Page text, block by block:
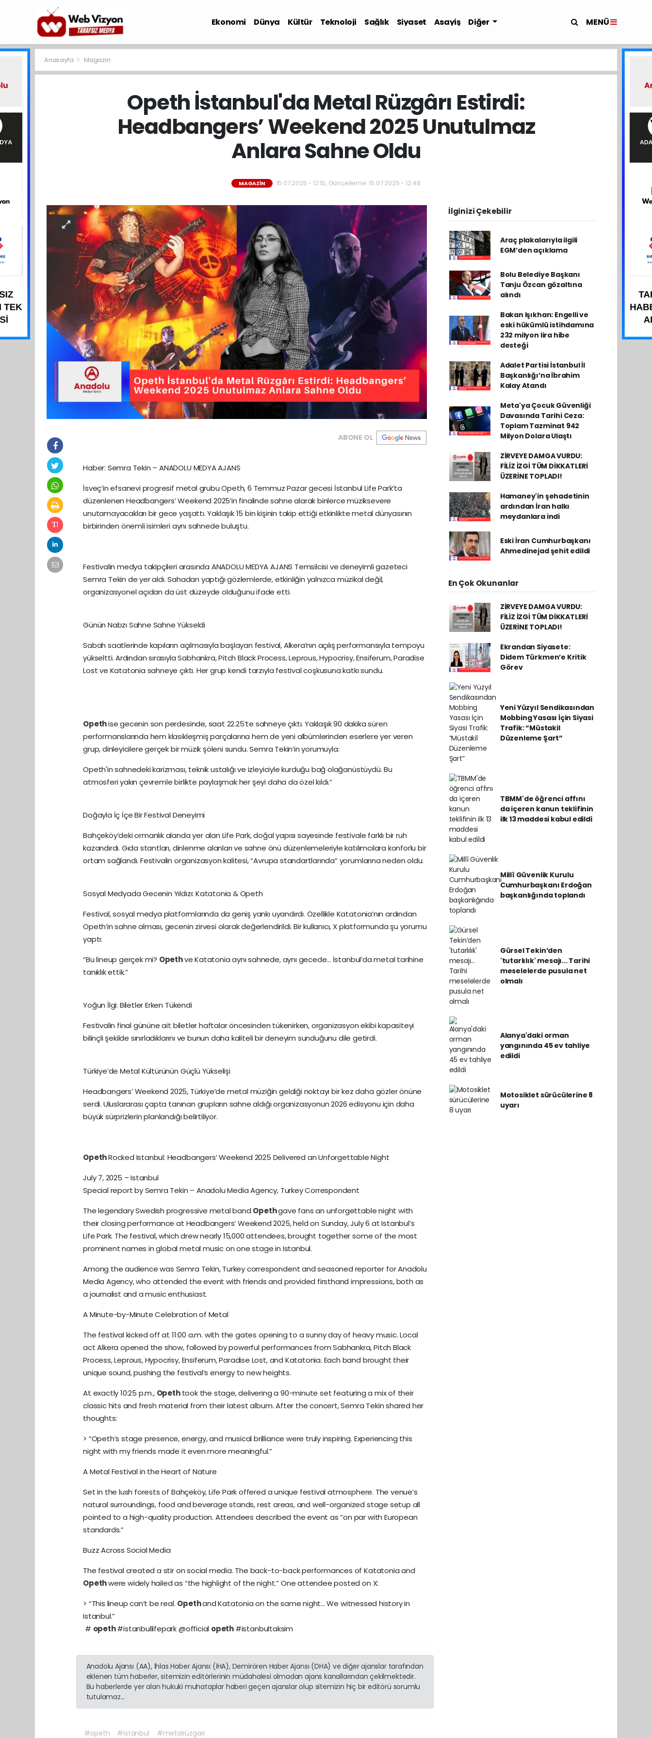
Ekonomi Dünya Kültür Teknoloji Sağlık Siyaset Asayiş Diğer MENÜ
Anasayfa Magazin
Opeth İstanbul'da Metal Rüzgârı Estirdi:
Headbangers’ Weekend 2025 Unutulmaz
Anlara Sahne Oldu
MAGAZIN 15.07.2025 - 12:15, Güncelleme: 15.07.2025 - 12:48
ABONE OL
Haber: Semra Tekin – ANADOLU MEDYA AJANS
İsveç’in efsanevi progresif metal grubu Opeth, 6 Temmuz Pazar gecesi İstanbul Life Park’ta
düzenlenen Headbangers’ Weekend 2025’in finalinde sahne alarak binlerce müziksevere
unutamayacakları bir gece yaşattı. Yaklaşık 15 bin kişinin takip ettiği etkinlikte metal dünyasının
birbirinden önemli isimleri aynı sahnede buluştu.
Festivalin medya takipçileri arasında ANADOLU MEDYA AJANS Temsilcisi ve deneyimli gazeteci
Semra Tekin de yer aldı. Sahadan yaptığı gözlemlerde, etkinliğin yalnızca müzikal değil,
organizasyonel açıdan da üst düzeyde olduğunu ifade etti.
Günün Nabzı Sahne Sahne Yükseldi
Sabah saatlerinde kapıların açılmasıyla başlayan festival, Alkera’nın açılış performansıyla tempoyu
yükseltti. Ardından sırasıyla Sabhankra, Pitch Black Process, Leprous, Hypocrisy, Ensiferum, Paradise
Lost ve Katatonia sahneye çıktı. Her grup kendi tarzıyla festival coşkusuna katkı sundu.
Opethise gecenin son perdesinde, saat 22.25’te sahneye çıktı. Yaklaşık 90 dakika süren
performanslarında hem klasikleşmiş parçalarına hem de yeni albümlerinden eserlere yer veren
grup, dinleyicilere gerçek bir müzik şöleni sundu. Semra Tekin’in yorumuyla:
Opeth'in sahnedeki karizması, teknik ustalığı ve izleyiciyle kurduğu bağ olağanüstüydü. Bu
atmosferi yakın çevremle birlikte paylaşmak her şeyi daha da özel kıldı.”
Doğayla İç İçe Bir Festival Deneyimi
Bahçeköy’deki ormanlık alanda yer alan Life Park, doğal yapısı sayesinde festivale farklı bir ruh
kazandırdı. Gıda stantları, dinlenme alanları ve sahne önü düzenlemeleriyle katılımcılara konforlu bir
ortam sağlandı. Festivalin organizasyon kalitesi, “Avrupa standartlarında” yorumlarına neden oldu.
Sosyal Medyada Gecenin Yıldızı: Katatonia & Opeth
Festival, sosyal medya platformlarında da geniş yankı uyandırdı. Özellikle Katatonia’nın ardından
Opeth’in sahne alması, gecenin zirvesi olarak değerlendirildi. Bir kullanıcı, X platformunda şu yorumu
yaptı:
“Bu lineup gerçek mi? Opethve Katatonia aynı sahnede, aynı gecede... İstanbul’da metal tarihine
tanıklık ettik.”
Yoğun İlgi: Biletler Erken Tükendi
Festivalin final gününe ait biletler haftalar öncesinden tükenirken, organizasyon ekibi kapasiteyi
bilinçli şekilde sınırladıklarını ve bunun daha kaliteli bir deneyim sunduğunu dile getirdi.
Türkiye’de Metal Kültürünün Güçlü Yükselişi
Headbangers’ Weekend 2025, Türkiye’de metal müziğin geldiği noktayı bir kez daha gözler önüne
serdi. Uluslararası çapta tanınan grupların sahne aldığı organizasyonun 2026 edisyonu için daha
büyük sürprizlerin planlandığı belirtiliyor.
OpethRocked Istanbul: Headbangers’ Weekend 2025 Delivered an Unforgettable Night
July 7, 2025 – Istanbul
Special report by Semra Tekin – Anadolu Media Agency, Turkey Correspondent
The legendary Swedish progressive metal band Opethgave fans an unforgettable night with
their closing performance at Headbangers’ Weekend 2025, held on Sunday, July 6 at Istanbul’s
Life Park. The festival, which drew nearly 15,000 attendees, brought together some of the most
prominent names in global metal music on one stage in Istanbul.
Among the audience was Semra Tekin, Turkey correspondent and seasoned reporter for Anadolu
Media Agency, who attended the event with friends and provided firsthand impressions, both as
a journalist and a music enthusiast.
A Minute-by-Minute Celebration of Metal
The festival kicked off at 11:00 a.m. with the gates opening to a sunny day of heavy music. Local
act Alkera opened the show, followed by powerful performances from Sabhankra, Pitch Black
Process, Leprous, Hypocrisy, Ensiferum, Paradise Lost, and Katatonia. Each band brought their
unique sound, pushing the festival’s energy to new heights.
At exactly 10:25 p.m., Opethtook the stage, delivering a 90-minute set featuring a mix of their
classic hits and fresh material from their latest album. After the concert, Semra Tekin shared her
thoughts:
> “Opeth’s stage presence, energy, and musical brilliance were truly inspiring. Experiencing this
night with my friends made it even more meaningful.”
A Metal Festival in the Heart of Nature
Set in the lush forests of Bahçeköy, Life Park offered a unique festival atmosphere. The venue’s
natural surroundings, food and beverage stands, rest areas, and well-organized stage setup all
pointed to a high-quality production. Attendees described the event as “on par with European
standards.”
Buzz Across Social Media
The festival created a stir on social media. The back-to-back performances of Katatonia and
Opethwere widely hailed as “the highlight of the night.” One attendee posted on X:
> “This lineup can’t be real. Opethand Katatonia on the same night... We witnessed history in
Istanbul.”
# opeth#istanbullifepark @official opeth#istanbultaksim
Anadolu Ajansı (AA), İhlas Haber Ajansı (İHA), Demirören Haber Ajansı (DHA) ve diğer ajanslar tarafından
eklenen tüm haberler, sitemizin editörlerinin müdahalesi olmadan ajans kanallarından çekilmektedir.
Bu haberlerde yer alan hukuki muhataplar haberi geçen ajanslar olup sitemizin hiç bir editörü sorumlu
tutulamaz...
#opeth #istanbul #metalrüzgarı
İlginizi Çekebilir
Araç plakalarıyla ilgili
EGM’den açıklama
Bolu Belediye Başkanı
Tanju Özcan gözaltına
alındı
Bakan Işıkhan: Engelli ve
eski hükümlü istihdamına
232 milyon lira hibe
desteği
Adalet Partisi İstanbul İl
Başkanlığı’na İbrahim
Kalay Atandı
Meta'ya Çocuk Güvenliği
Davasında Tarihi Ceza:
Toplam Tazminat 942
Milyon Dolara Ulaştı
ZİRVEYE DAMGA VURDU:
FİLİZ İZGİ TÜM DİKKATLERİ
ÜZERİNE TOPLADI!
Hamaney'in şehadetinin
ardından İran halkı
meydanlara indi
Eski İran Cumhurbaşkanı
Ahmedinejad şehit edildi
En Çok Okunanlar
ZİRVEYE DAMGA VURDU:
FİLİZ İZGİ TÜM DİKKATLERİ
ÜZERİNE TOPLADI!
Ekrandan Siyasete:
Didem Türkmen’e Kritik
Görev
Yeni Yüzyıl Sendikasından
Mobbing Yasası İçin Siyasi
Trafik: “Müstakil
Düzenleme Şart”
TBMM'de öğrenci affını
da içeren kanun teklifinin
ilk 13 maddesi kabul edildi
Millî Güvenlik Kurulu
Cumhurbaşkanı Erdoğan
başkanlığında toplandı
Gürsel Tekin’den
'tutarlılık' mesajı... Tarihi
meselelerde pusula net
olmalı
Alanya'daki orman
yangınında 45 ev tahliye
edildi
Motosiklet sürücülerine 8
uyarı